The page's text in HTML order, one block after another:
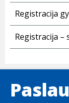
Registracija
Registracija –